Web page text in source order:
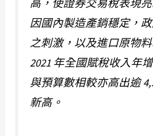
高，使證券交易稅表現
因國內製造產銷穩定，
之刺激，以及進口原物
2021 年全國賦稅收入年
與預算數相較亦高出逾
新高。